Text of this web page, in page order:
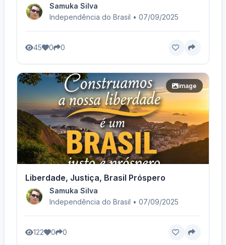
Samuka Silva
Independência do Brasil • 07/09/2025
45 0 0
image
Liberdade, Justiça, Brasil Próspero
Samuka Silva
Independência do Brasil • 07/09/2025
122 0 0